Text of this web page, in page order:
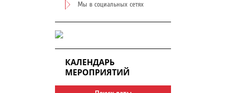
Мы в социальных сетях
КАЛЕНДАРЬ
МЕРОПРИЯТИЙ